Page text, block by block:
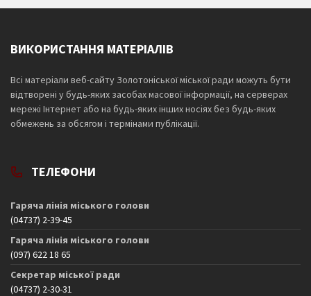
ВИКОРИСТАННЯ МАТЕРІАЛІВ
Всі матеріали веб-сайту Золотоніської міської ради можуть бути
відтворені у будь-яких засобах масової інформації, на серверах
мережі Інтернет або на будь-яких інших носіях без будь-яких
обмежень за обсягом і термінами публікації.
ТЕЛЕФОНИ
Гаряча лінія міського голови
(04737) 2-39-45
Гаряча лінія міського голови
(097) 622 18 65
Секретар міської ради
(04737) 2-30-31